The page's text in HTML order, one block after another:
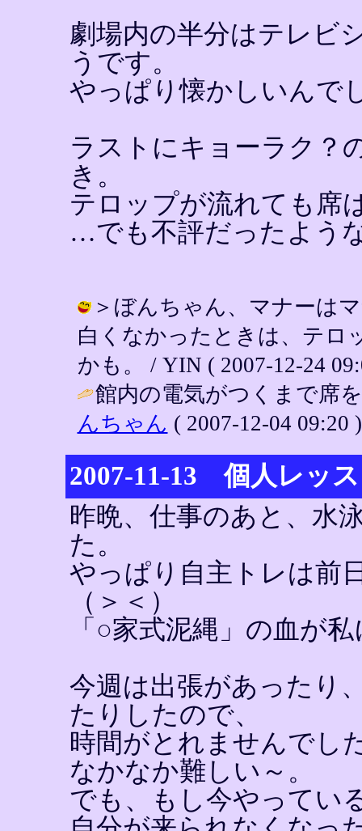
劇場内の半分はテレビ
うです。
やっぱり懐かしいんで
ラストにキョーラク？
き。
テロップが流れても席
…でも不評だったよう
＞ぼんちゃん、マナーは
白くなかったときは、テロ
かも。 / YIN ( 2007-12-24
館内の電気がつくまで席
んちゃん ( 2007-12-04 09:20 )
2007-11-13 個人レッ
昨晩、仕事のあと、水
た。
やっぱり自主トレは前
（＞＜）
「○家式泥縄」の血が
今週は出張があったり
たりしたので、
時間がとれませんでし
なかなか難しい～。
でも、もし今やってい